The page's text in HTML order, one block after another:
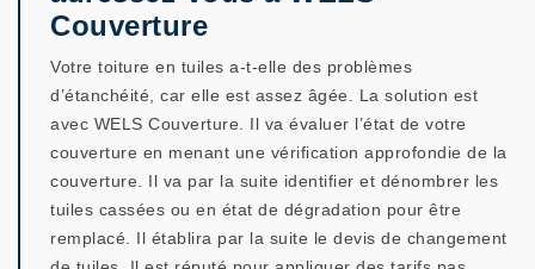
Couverture
Votre toiture en tuiles a-t-elle des problèmes
d’étanchéité, car elle est assez âgée. La solution est
avec WELS Couverture. Il va évaluer l’état de votre
couverture en menant une vérification approfondie de la
couverture. Il va par la suite identifier et dénombrer les
tuiles cassées ou en état de dégradation pour être
remplacé. Il établira par la suite le devis de changement